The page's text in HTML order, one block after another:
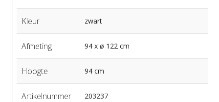
Kleur zwart
Afmeting 94 x ø 122 cm
Hoogte 94 cm
Artikelnummer 203237